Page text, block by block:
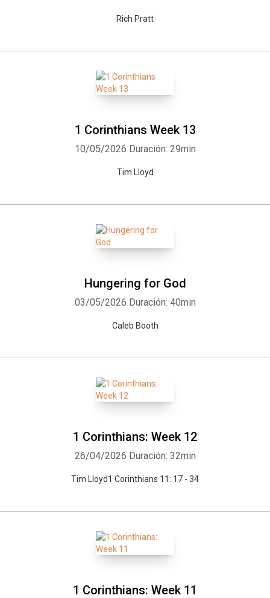
Rich Pratt
1 Corinthians Week 13
10/05/2026 Duración: 29min
Tim Lloyd
Hungering for God
03/05/2026 Duración: 40min
Caleb Booth
1 Corinthians: Week 12
26/04/2026 Duración: 32min
Tim Lloyd1 Corinthians 11: 17 - 34
1 Corinthians: Week 11